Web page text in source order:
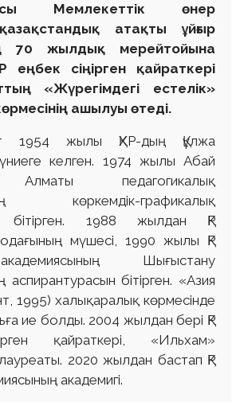
Мемлекеттік өнер
атақты ұйғыр
70 жылдық мерейтойына
еңбек сіңірген қайраткері
«Жүрегімдегі естелік»
ашылуы өтеді.
1954 жылы ҚХР-дың Құлжа
келген. 1974 жылы Абай
Алматы педагогикалық
көркемдік-графикалық
бітірген. 1988 жылдан ҚР
мүшесі, 1990 жылы ҚР
Шығыстану
аспирантурасын бітірген. «Азия
1995) халықаралық көрмесінде
ие болды. 2004 жылдан бері ҚР
қайраткері, «Ильхам»
2020 жылдан бастап ҚР
академигі.